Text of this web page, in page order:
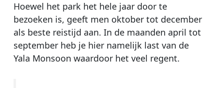
Hoewel het park het hele jaar door te
bezoeken is, geeft men oktober tot december
als beste reistijd aan. In de maanden april tot
september heb je hier namelijk last van de
Yala Monsoon waardoor het veel regent.